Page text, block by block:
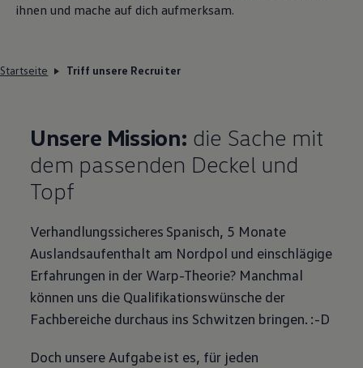
ihnen und mache auf dich aufmerksam.
Startseite Triff unsere Recruiter
Unsere Mission: die Sache mit
dem passenden Deckel und
Topf
Verhandlungssicheres Spanisch, 5 Monate
Auslandsaufenthalt am Nordpol und einschlägige
Erfahrungen in der Warp-Theorie? Manchmal
können uns die Qualifikationswünsche der
Fachbereiche durchaus ins Schwitzen bringen. :-D
Doch unsere Aufgabe ist es, für jeden